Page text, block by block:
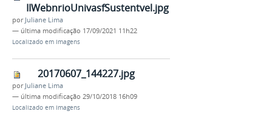
IIWebnrioUnivasfSustentvel.jpg
por Juliane Lima
— última modificação 17/09/2021 11h22
Localizado em Imagens
20170607_144227.jpg
por Juliane Lima
— última modificação 29/10/2018 16h09
Localizado em Imagens